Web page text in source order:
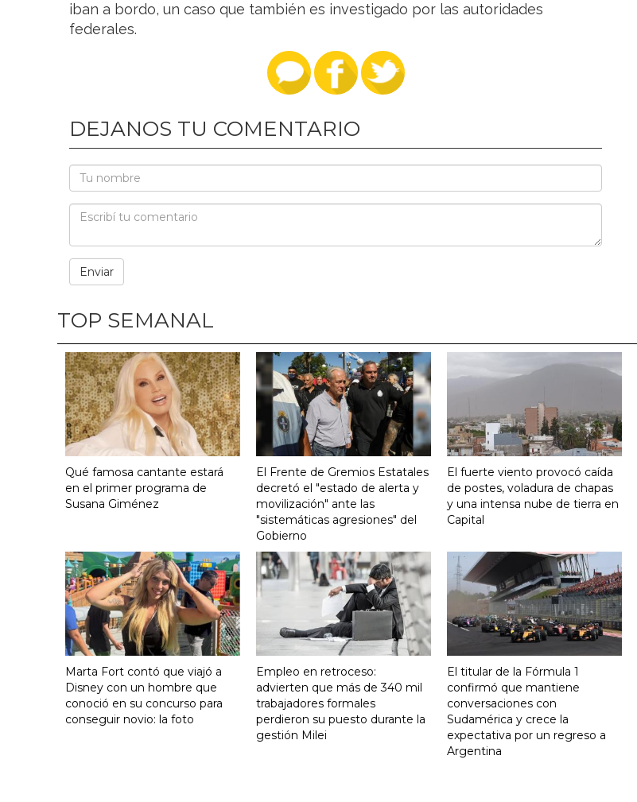
iban a bordo, un caso que también es investigado por las autoridades
federales.
DEJANOS TU COMENTARIO
TOP SEMANAL
Qué famosa cantante estará
en el primer programa de
Susana Giménez
El Frente de Gremios Estatales
decretó el "estado de alerta y
movilización" ante las
"sistemáticas agresiones" del
Gobierno
El fuerte viento provocó caída
de postes, voladura de chapas
y una intensa nube de tierra en
Capital
Marta Fort contó que viajó a
Disney con un hombre que
conoció en su concurso para
conseguir novio: la foto
Empleo en retroceso:
advierten que más de 340 mil
trabajadores formales
perdieron su puesto durante la
gestión Milei
El titular de la Fórmula 1
confirmó que mantiene
conversaciones con
Sudamérica y crece la
expectativa por un regreso a
Argentina